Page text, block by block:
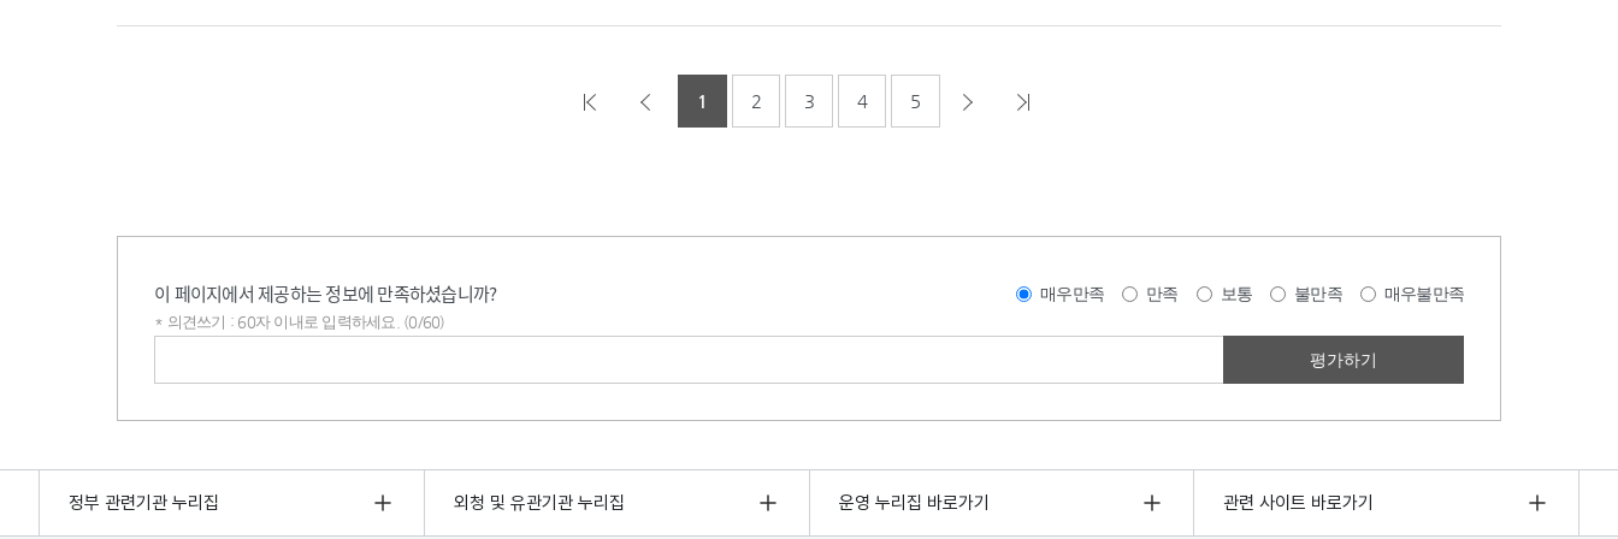
1 2 3 4 5
이 페이지에서 제공하는 정보에 만족하셨습니까? 매우만족 만족 보통 불만족 매우불만족
* 의견쓰기 : 60자 이내로 입력하세요. (0/60)
정부 관련기관 누리집 외청 및 유관기관 누리집 운영 누리집 바로가기 관련 사이트 바로가기